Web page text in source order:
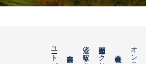
ユートピア知床